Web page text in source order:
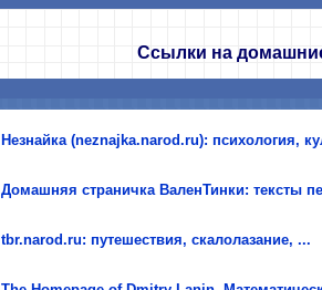
Ссылки на
Незнайка (neznajka.narod.ru): психология,
Домашняя страничка ВаленТинки: тексты
tbr.narod.ru: путешествия, скалолазание, ...